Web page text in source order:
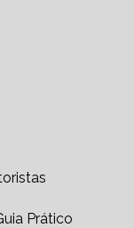
Prático